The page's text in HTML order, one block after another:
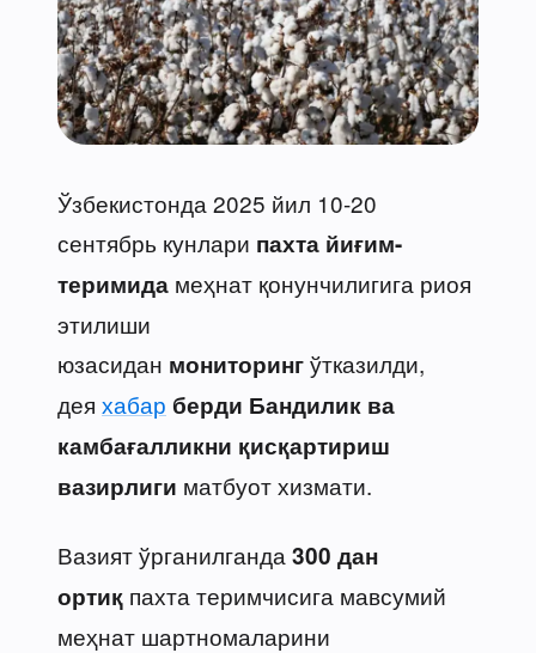
Ўзбекистонда 2025 йил 10-20
сентябрь кунлари пахта йиғим-
теримида меҳнат қонунчилигига риоя
этилиши
юзасидан мониторингўтказилди,
дея хабар берди Бандилик ва
камбағалликни қисқартириш
вазирлиги матбуот хизмати.
Вазият ўрганилганда 300 дан
ортиқ пахта теримчисига мавсумий
меҳнат шартномаларини